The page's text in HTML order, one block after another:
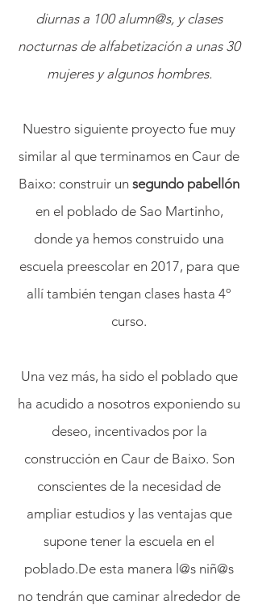
diurnas a 100 alumn@s, y clases
nocturnas de alfabetización a unas 30
mujeres y algunos hombres.
Nuestro siguiente proyecto fue muy
similar al que terminamos en Caur de
Baixo: construir un segundo pabellón
en el poblado de Sao Martinho,
donde ya hemos construido una
escuela preescolar en 2017, para que
allí también tengan clases hasta 4º
curso.
Una vez más, ha sido el poblado que
ha acudido a nosotros exponiendo su
deseo, incentivados por la
construcción en Caur de Baixo. Son
conscientes de la necesidad de
ampliar estudios y las ventajas que
supone tener la escuela en el
poblado.De esta manera l@s niñ@s
no tendrán que caminar alrededor de